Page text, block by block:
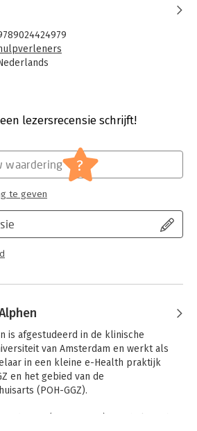
geschreven en laat zien hoe
zoals het hypothesetoetsend
worden. Auteur Markus van
hoofdstukken onderwerpen als de
proces, typen diagnosen, het
van het diagnostische proces
taal geschreven met telkens een
van de hulpverlener. Door
krijgt de student een goed
zich naar de praktijk vertalen.
werker.
website met toetsvragen, een
Points voor docenten.
voor hulpverleners' is bedoeld
hulpverleners
2
Psychologie
lezersrecensie schrijft!
waardering ?
te geven
is afgestudeerd in de klinische
van Amsterdam en werkt als
in een kleine e-Health praktijk
en het gebied van de
(POH-GGZ).